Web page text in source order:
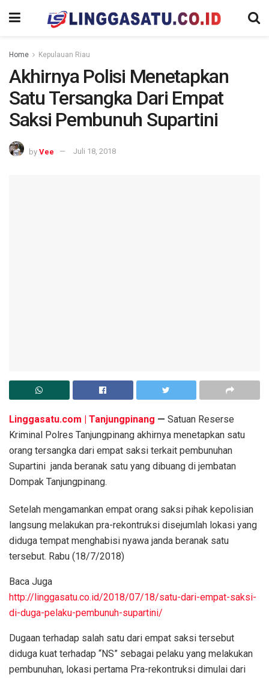
Home Kepulauan Riau
Akhirnya Polisi Menetapkan
Satu Tersangka Dari Empat
Saksi Pembunuh Supartini
by Vee Juli 18, 2018
Linggasatu.com | Tanjungpinang — Satuan Reserse
Kriminal Polres Tanjungpinang akhirnya menetapkan satu
orang tersangka dari empat saksi terkait pembunuhan
Supartini janda beranak satu yang dibuang di jembatan
Dompak Tanjungpinang.
Setelah mengamankan empat orang saksi pihak kepolisian
langsung melakukan pra-rekontruksi disejumlah lokasi yang
diduga tempat menghabisi nyawa janda beranak satu
tersebut. Rabu (18/7/2018)
Baca Juga
http://linggasatu.co.id/2018/07/18/satu-dari-empat-saksi-
di-duga-pelaku-pembunuh-supartini/
Dugaan terhadap salah satu dari empat saksi tersebut
diduga kuat terhadap “NS” sebagai pelaku yang melakukan
pembunuhan, lokasi pertama Pra-rekontruksi dimulai dari